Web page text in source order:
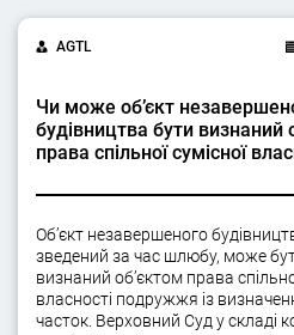
AGTL
Чи може об’єкт
будівництва бути визнаний
права спільної сумісної
Об’єкт незавершеного
зведений за час шлюбу, може
визнаний об’єктом права
власності подружжя із
часток. Верховний Суд у складі